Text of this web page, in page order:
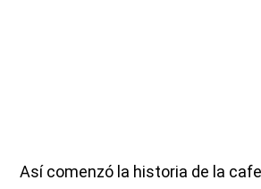
Así comenzó la historia de la